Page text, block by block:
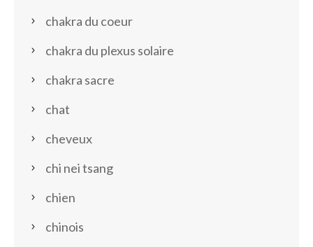
chakra du coeur
chakra du plexus solaire
chakra sacre
chat
cheveux
chi nei tsang
chien
chinois